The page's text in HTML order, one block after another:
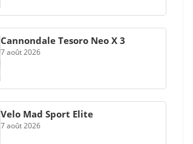
Cannondale Tesoro Neo X 3
7 août 2026
Velo Mad Sport Elite
7 août 2026